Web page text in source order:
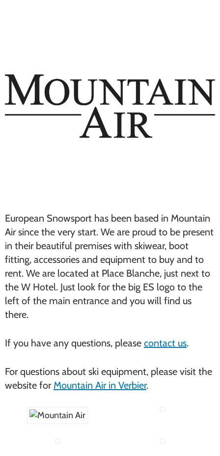
European Snowsport has been based in Mountain
Air since the very start. We are proud to be present
in their beautiful premises with skiwear, boot
fitting, accessories and equipment to buy and to
rent. We are located at Place Blanche, just next to
the W Hotel. Just look for the big ES logo to the
left of the main entrance and you will find us
there.
If you have any questions, please contact us.
For questions about ski equipment, please visit the
website for Mountain Air in Verbier.